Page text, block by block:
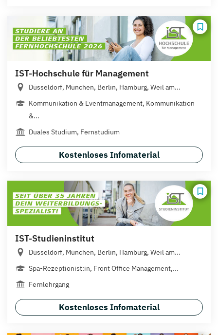
IST-Hochschule für Management
Düsseldorf, München, Berlin, Hamburg, Weil am...
Kommunikation & Eventmanagement, Kommunikation
&...
Duales Studium, Fernstudium
Kostenloses Infomaterial
IST-Studieninstitut
Düsseldorf, München, Berlin, Hamburg, Weil am...
Spa-Rezeptionist:in, Front Office Management,...
Fernlehrgang
Kostenloses Infomaterial